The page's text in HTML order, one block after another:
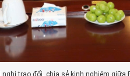
nghị trao đổi, chia sẻ kinh nghiệm